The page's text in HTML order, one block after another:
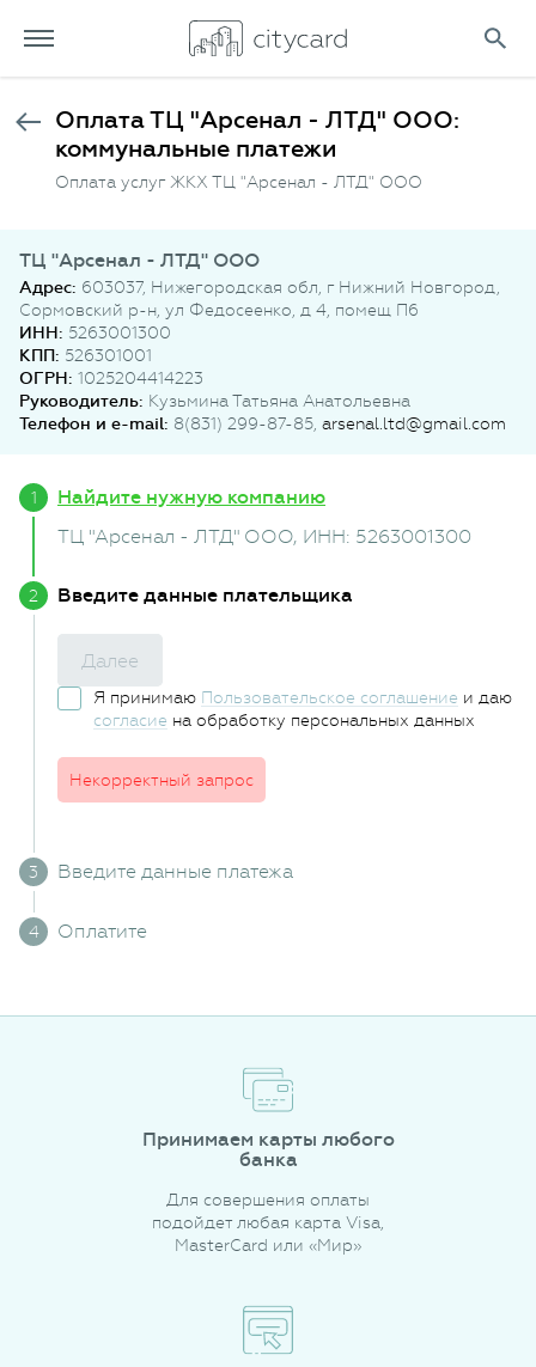
Оплата ТЦ "Арсенал - ЛТД" ООО:
коммунальные платежи
Оплата услуг ЖКХ ТЦ "Арсенал - ЛТД" ООО
ТЦ "Арсенал - ЛТД" ООО
Адрес: 603037, Нижегородская обл, г Нижний Новгород,
Сормовский р-н, ул Федосеенко, д 4, помещ П6
ИНН: 5263001300
КПП: 526301001
ОГРН: 1025204414223
Руководитель: Кузьмина Татьяна Анатольевна
Телефон и e-mail: 8(831) 299-87-85, arsenal.ltd@gmail.com
Найдите нужную компанию
ТЦ "Арсенал - ЛТД" ООО, ИНН: 5263001300
Введите данные плательщика
Далее
Я принимаю Пользовательское соглашение и даю
согласие на обработку персональных данных
Некорректный запрос
Введите данные платежа
Оплатите
Принимаем карты любого
банка
Для совершения оплаты
подойдет любая карта Visa,
MasterCard или «Мир»